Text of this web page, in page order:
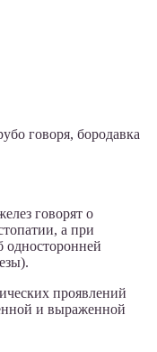
говоря, бородавка
говорят о
а при
односторонней
проявлений
и выраженной